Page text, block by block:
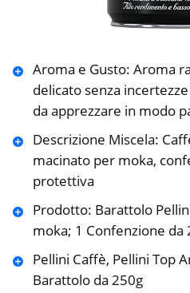
Aroma e Gusto: Aroma
delicato senza
da apprezzare in modo
Descrizione Miscela:
macinato per moka,
protettiva
Prodotto: Barattolo
moka; 1 Confenzione da
Pellini Caffè, Pellini Top
Barattolo da 250g